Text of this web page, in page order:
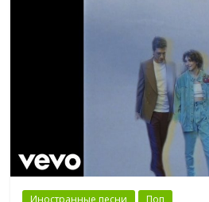
Иностранные песни Поп